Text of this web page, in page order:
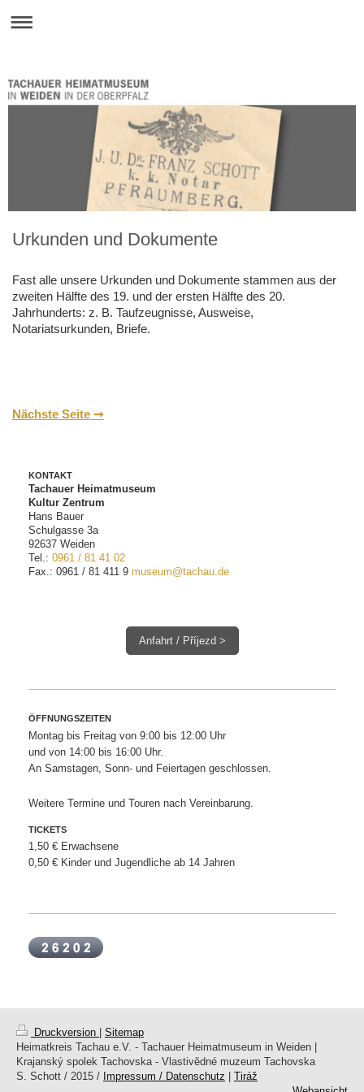
Urkunden und Dokumente
Fast alle unsere Urkunden und Dokumente stammen aus der
zweiten Hälfte des 19. und der ersten Hälfte des 20.
Jahrhunderts: z. B. Taufzeugnisse, Ausweise,
Notariatsurkunden, Briefe.
Nächste Seite ➞
KONTAKT
Tachauer Heimatmuseum
Kultur Zentrum
Hans Bauer
Schulgasse 3a
92637 Weiden
Tel.: 0961 / 81 41 02
Fax.: 0961 / 81 411 9 museum@tachau.de
Anfahrt / Příjezd >
ÖFFNUNGSZEITEN
Montag bis Freitag von 9:00 bis 12:00 Uhr
und von 14:00 bis 16:00 Uhr.
An Samstagen, Sonn- und Feiertagen geschlossen.
Weitere Termine und Touren nach Vereinbarung.
TICKETS
1,50 € Erwachsene
0,50 € Kinder und Jugendliche ab 14 Jahren
Druckversion
Sitemap
Heimatkreis Tachau e.V. - Tachauer Heimatmuseum in Weiden |
Krajanský spolek Tachovska - Vlastivědné muzeum Tachovska
S. Schott / 2015 / Impressum / Datenschutz
Tiráž